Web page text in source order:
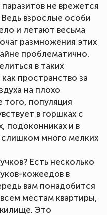
не врежется
взрослые особи
и летают весьма
размножения этих
проблематично.
в таких
пространство за
на плохо
того, популяция
в горшках с
подоконниках и в
много мелких
Есть несколько
кожеедов в
вам понадобится
местам квартиры,
Это